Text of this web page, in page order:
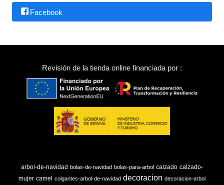
Facebook
Revisión de la tienda online financiada por :
arbol-de-navidad bolas-de-navidad bolas-para-arbol calzado calzado-
mujer camel colgantes-arbol-de-navidad decoracion decoracion-arbol